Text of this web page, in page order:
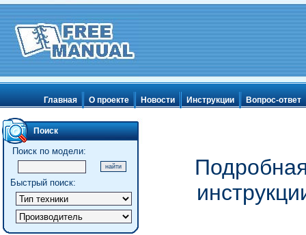
Главная О проекте Новости Инструкции Вопрос-ответ
Поиск
Поиск по модели:
Быстрый поиск: